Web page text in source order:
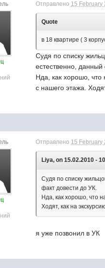
Отправлено 15 February
Quote
в 18 квартире ( 3
Судя по списку
естественно, данный
Нда, как хорошо, что
с нашего этажа.
Отправлено 15 February
Liya, on 15.02.2010 -
Судя по списку
факт довести до УК.
Нда, как хорошо, что
Ходят, как на
я уже позвонил в УК